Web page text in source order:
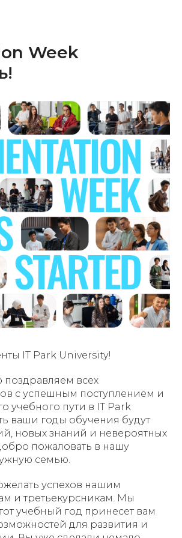
Week
IT Park University!
всех
с успешным поступлением и
учебного пути в IT Park
ваши годы обучения будут
новых знаний и невероятных
пожаловать в нашу
семью.
успехов нашим
и третьекурсникам. Мы
учебный год принесет вам
для развития и